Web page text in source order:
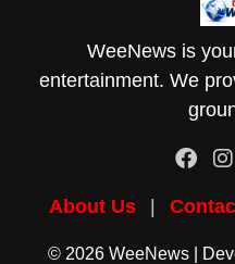
WeeNews is
entertainment. We
About Us |
© 2026 WeeNews |